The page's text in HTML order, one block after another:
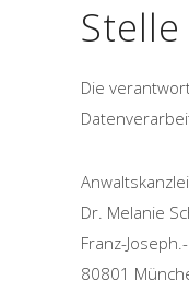
Stelle
Die
Dr. Melanie
Franz-
80801